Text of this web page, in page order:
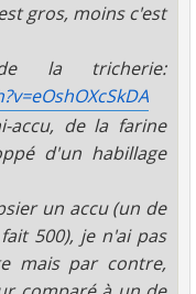
gros, moins c'est
la tricherie:
accu, de la farine
d'un habillage
un accu (un de
500), je n'ai pas
mais par contre,